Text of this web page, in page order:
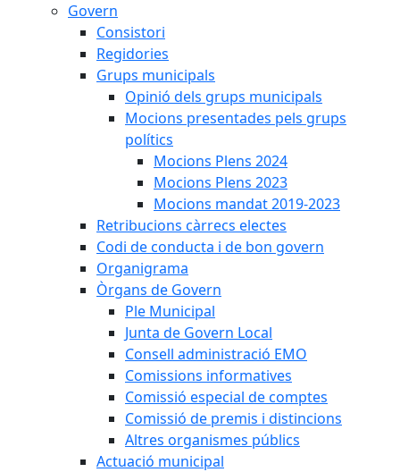
Govern
Consistori
Regidories
Grups municipals
Opinió dels grups municipals
Mocions presentades pels grups
polítics
Mocions Plens 2024
Mocions Plens 2023
Mocions mandat 2019-2023
Retribucions càrrecs electes
Codi de conducta i de bon govern
Organigrama
Òrgans de Govern
Ple Municipal
Junta de Govern Local
Consell administració EMO
Comissions informatives
Comissió especial de comptes
Comissió de premis i distincions
Altres organismes públics
Actuació municipal